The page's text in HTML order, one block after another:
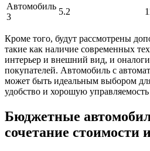
Автомобиль
3
5.2
Кроме того, будут рассмотрены
такие как наличие современных
интерьер и внешний вид, и
покупателей. Автомобиль с
может быть идеальным выбором
удобство и хорошую управляемость
Бюджетные
сочетание стоимости